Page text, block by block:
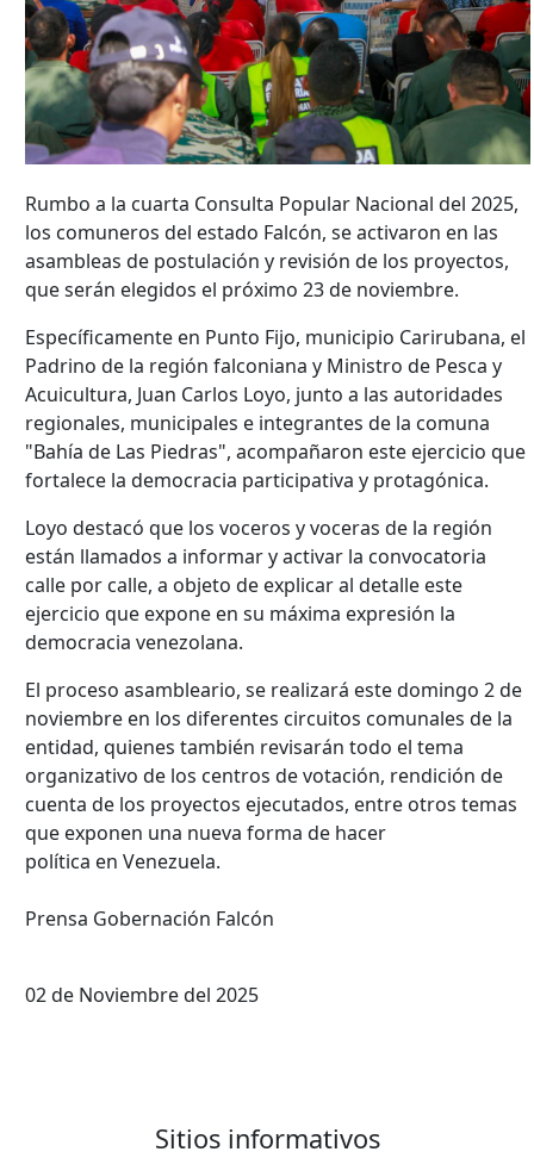
Rumbo a la cuarta Consulta Popular Nacional del 2025,
los comuneros del estado Falcón, se activaron en las
asambleas de postulación y revisión de los proyectos,
que serán elegidos el próximo 23 de noviembre.
Específicamente en Punto Fijo, municipio Carirubana, el
Padrino de la región falconiana y Ministro de Pesca y
Acuicultura, Juan Carlos Loyo, junto a las autoridades
regionales, municipales e integrantes de la comuna
"Bahía de Las Piedras", acompañaron este ejercicio que
fortalece la democracia participativa y protagónica.
Loyo destacó que los voceros y voceras de la región
están llamados a informar y activar la convocatoria
calle por calle, a objeto de explicar al detalle este
ejercicio que expone en su máxima expresión la
democracia venezolana.
El proceso asambleario, se realizará este domingo 2 de
noviembre en los diferentes circuitos comunales de la
entidad, quienes también revisarán todo el tema
organizativo de los centros de votación, rendición de
cuenta de los proyectos ejecutados, entre otros temas
que exponen una nueva forma de hacer
política en Venezuela.
Prensa Gobernación Falcón
02 de Noviembre del 2025
Sitios informativos